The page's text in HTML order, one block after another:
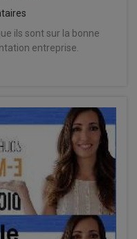
ils sont sur la bonne
entreprise.